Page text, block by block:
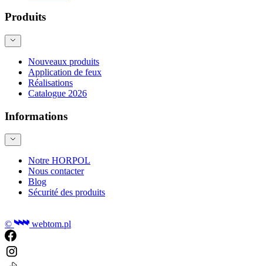
Produits
Nouveaux produits
Application de feux
Réalisations
Catalogue 2026
Informations
Notre HORPOL
Nous contacter
Blog
Sécurité des produits
© webtom.pl